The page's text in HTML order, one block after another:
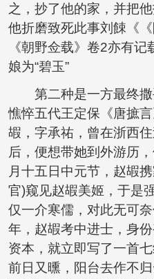
之，抄了他的家，并把
他折磨致死此事刘餗《
《朝野佥载》卷2亦有
娘为“碧玉”
第二种是一方最终撒
憔悴五代王定保《唐摭
嘏，字承祐，曾在浙西
后，便想带她到外游历
月十五日中元节，赵嘏
官)窥见赵嘏美姬，于是
仅一介寒儒，对此无可
年，赵嘏考中进士，身
资本，就立即写了一首
前日又曛，阳台去作不